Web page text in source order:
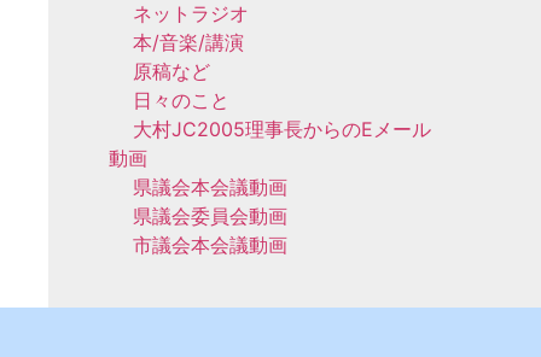
ネットラジオ
本/音楽/講演
原稿など
日々のこと
大村JC2005理事長からのEメール
動画
県議会本会議動画
県議会委員会動画
市議会本会議動画